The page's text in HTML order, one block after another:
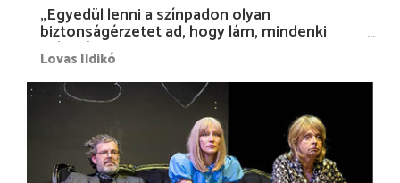
„Egyedül lenni a színpadon olyan
biztonságérzetet ad, hogy lám, mindenki
más nélkül is megvagyok magammal…”
Lovas Ildikó